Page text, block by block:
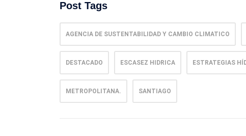
Post Tags
AGENCIA DE SUSTENTABILIDAD Y CAMBIO CLIMATICO
DESTACADO ESCASEZ HIDRICA ESTRATEGIAS
METROPOLITANA. SANTIAGO